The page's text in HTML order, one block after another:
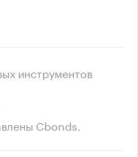
инструментов
Cbonds.